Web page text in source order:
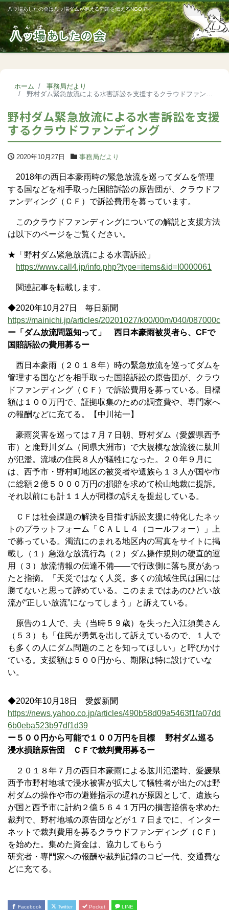
八ッ場あしたの会は八ッ場ダムが抱える問題を伝えるNGOです
ホーム
事務局だより
野村ダム緊急放流による水害訴訟を支援するクラウドファンディング
野村ダム緊急放流による水害訴訟を支援
するクラウドファンディング
2020年10月27日 事務局だより
2018年の西日本豪雨時の緊急放流を巡ってダムを管理
する国などを相手取った国賠訴訟の原告団が、クラウドフ
ァンディング（ＣＦ）で訴訟費用を募っています。
このクラウドファンディングについての解説と支援方法
は以下のページをご覧ください。
★「野村ダム緊急放流による水害訴訟」
https://www.call4.jp/info.php?type=items&id=I0000061
関連記事を転載します。
◆2020年10月27日 毎日新聞
https://mainichi.jp/articles/20201027/k00/00m/040/087000c
ー「ダム放流問題知って」 西日本豪雨被災者ら、CFで
国賠訴訟の費用募るー
西日本豪雨（２０１８年）時の緊急放流を巡ってダムを
管理する国などを相手取った国賠訴訟の原告団が、クラウ
ドファンディング（ＣＦ）で訴訟費用を募っている。目標
額は１００万円で、証拠収集のための調査費や、専門家へ
の報酬などに充てる。【中川祐一】
豪雨災害を巡っては７月７日朝、野村ダム（愛媛県西予
市）と鹿野川ダム（同県大洲市）で大規模な放流後に肱川
が氾濫。流域の住民８人が犠牲になった。２０年９月に
は、西予市・野村町地区の被災者や遺族ら１３人が国や市
に総額２億５０００万円の損賠を求めて松山地裁に提訴。
それ以前にも計１１人が同様の訴えを提起している。
ＣＦは社会課題の解決を目指す訴訟支援に特化したネッ
トのプラットフォーム「ＣＡＬＬ４（コールフォー）」上
で募っている。濁流にのまれる地区内の写真をサイトに掲
載し（１）急激な放流行為（２）ダム操作規則の硬直的運
用（３）放流情報の伝達不備――で行政側に落ち度があっ
たと指摘。「天災ではなく人災。多くの流域住民は国には
勝てないと思って諦めている。このままではあのひどい放
流が“正しい放流”になってしまう」と訴えている。
原告の１人で、夫（当時５９歳）を失った入江須美さん
（５３）も「住民が勇気を出して訴えているので、１人で
も多くの人にダム問題のことを知ってほしい」と呼びかけ
ている。支援額は５００円から、期限は特に設けていな
い。
◆2020年10月18日 愛媛新聞
https://news.yahoo.co.jp/articles/490b58d09a5463f1fa07dd
6b0eba523b97df1d39
ー５００円から可能で１００万円を目標 野村ダム巡る
浸水損賠原告団 ＣＦで裁判費用募るー
２０１８年７月の西日本豪雨による肱川氾濫時、愛媛県
西予市野村地域で浸水被害が拡大して犠牲者が出たのは野
村ダムの操作や市の避難指示の遅れが原因として、遺族ら
が国と西予市に計約２億５６４１万円の損害賠償を求めた
裁判で、野村地域の原告団などが１７日までに、インター
ネットで裁判費用を募るクラウドファンディング（ＣＦ）
を始めた。集めた資金は、協力してもらう
研究者・専門家への報酬や裁判記録のコピー代、交通費な
どに充てる。
Facebook Twitter Pocket LINE